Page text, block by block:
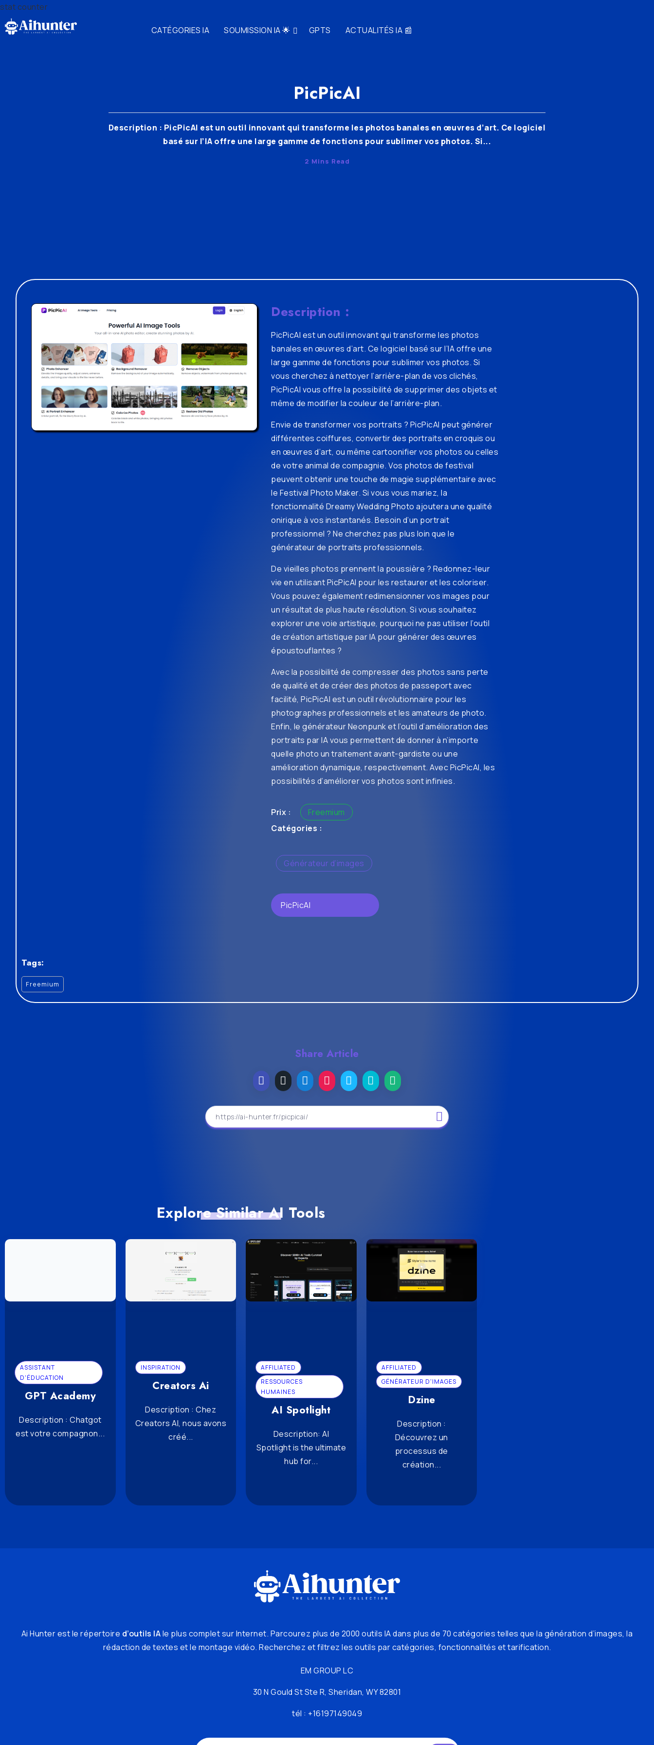
stat counter
CATÉGORIES IA SOUMISSION IA 🌟 GPTS ACTUALITÉS IA 📰
PicPicAI
Description : PicPicAI est un outil innovant qui transforme les photos banales en œuvres d’art. Ce logiciel
basé sur l’IA offre une large gamme de fonctions pour sublimer vos photos. Si...
2 Mins Read
Description :
PicPicAI est un outil innovant qui transforme les photos
banales en œuvres d’art. Ce logiciel basé sur l’IA offre une
large gamme de fonctions pour sublimer vos photos. Si
vous cherchez à nettoyer l’arrière-plan de vos clichés,
PicPicAI vous offre la possibilité de supprimer des objets et
même de modifier la couleur de l’arrière-plan.
Envie de transformer vos portraits ? PicPicAI peut générer
différentes coiffures, convertir des portraits en croquis ou
en œuvres d’art, ou même cartoonifier vos photos ou celles
de votre animal de compagnie. Vos photos de festival
peuvent obtenir une touche de magie supplémentaire avec
le Festival Photo Maker. Si vous vous mariez, la
fonctionnalité Dreamy Wedding Photo ajoutera une qualité
onirique à vos instantanés. Besoin d’un portrait
professionnel ? Ne cherchez pas plus loin que le
générateur de portraits professionnels.
De vieilles photos prennent la poussière ? Redonnez-leur
vie en utilisant PicPicAI pour les restaurer et les coloriser.
Vous pouvez également redimensionner vos images pour
un résultat de plus haute résolution. Si vous souhaitez
explorer une voie artistique, pourquoi ne pas utiliser l’outil
de création artistique par IA pour générer des œuvres
époustouflantes ?
Avec la possibilité de compresser des photos sans perte
de qualité et de créer des photos de passeport avec
facilité, PicPicAI est un outil révolutionnaire pour les
photographes professionnels et les amateurs de photo.
Enfin, le générateur Neonpunk et l’outil d’amélioration des
portraits par IA vous permettent de donner à n’importe
quelle photo un traitement avant-gardiste ou une
amélioration dynamique, respectivement. Avec PicPicAI, les
possibilités d’améliorer vos photos sont infinies.
Prix :
Freemium
Catégories :
Générateur d’images
PicPicAI
Tags:
Freemium
Share Article
Explore Similar AI Tools
ASSISTANT
D'ÉDUCATION
GPT Academy
Description : Chatgot
est votre compagnon...
INSPIRATION
Creators Ai
Description : Chez
Creators AI, nous avons
créé...
AFFILIATED
RESSOURCES
HUMAINES
AI Spotlight
Description: AI
Spotlight is the ultimate
hub for...
AFFILIATED
GÉNÉRATEUR D'IMAGES
Dzine
Description :
Découvrez un
processus de
création...
Ai Hunter est le répertoire d’outils IAle plus complet sur Internet. Parcourez plus de 2000 outils IA dans plus de 70 catégories telles que la génération d’images, la
rédaction de textes et le montage vidéo. Recherchez et filtrez les outils par catégories, fonctionnalités et tarification.
EM GROUP LC
30 N Gould St Ste R, Sheridan, WY 82801
tél : +16197149049